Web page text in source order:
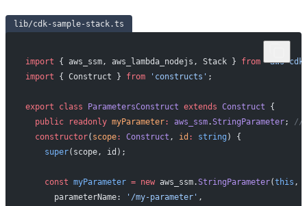
lib/cdk-sample-stack.ts
import { aws_ssm, aws_lambda_nodejs, Stack } from 'aws-
import { Construct } from 'constructs' ;
export class ParametersConstruct extends Construct {
  public
readonly myParameter: aws_ssm.StringParameter;
//
  constructor
( scope: Construct , id : string ) {
    super
(scope, id);
    const
myParameter = new aws_ssm.StringParameter(this ,
      parameterName:
'/my-parameter' ,